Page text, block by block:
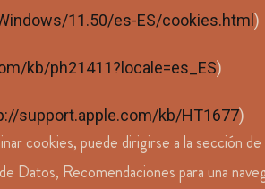
11.50/es-ES/cookies.html )
kb/ph21411?locale=es_ES)
support.apple.com/kb/HT1677)
cookies, puede dirigirse a la sección
Datos, Recomendaciones para una